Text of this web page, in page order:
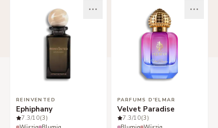
REINVENTED
Ephiphany
7.3/10(3)
PARFUMS D'ELMAR
Velvet Paradise
7.3/10(3)